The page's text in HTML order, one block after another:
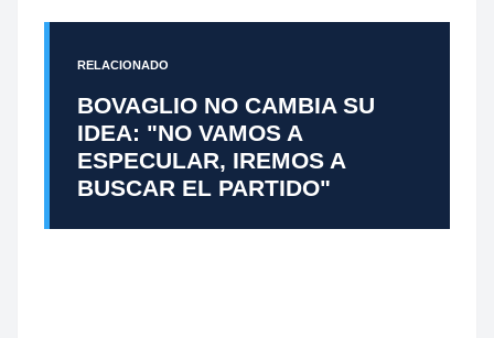
RELACIONADO
BOVAGLIO NO CAMBIA SU
IDEA: "NO VAMOS A
ESPECULAR, IREMOS A
BUSCAR EL PARTIDO"